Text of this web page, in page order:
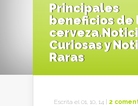
Principales
beneficios de
Curiosas y
Raras
Escrita el 01, 10, 14 | 2